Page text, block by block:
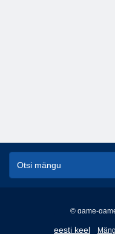
© game-
eesti keel
English